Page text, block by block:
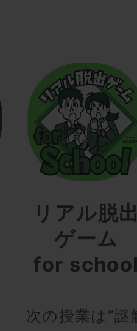
リアル脱
ゲーム
for
次の授業は“謎